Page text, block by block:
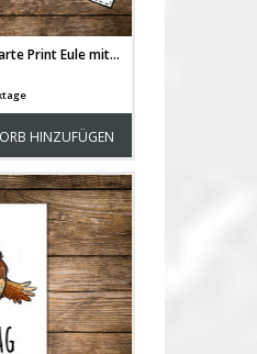
A6 Postkarte Karte Print Eule mit Kopfhörer und Spruch Nö einfach Nö pk14
HINZUFÜGEN